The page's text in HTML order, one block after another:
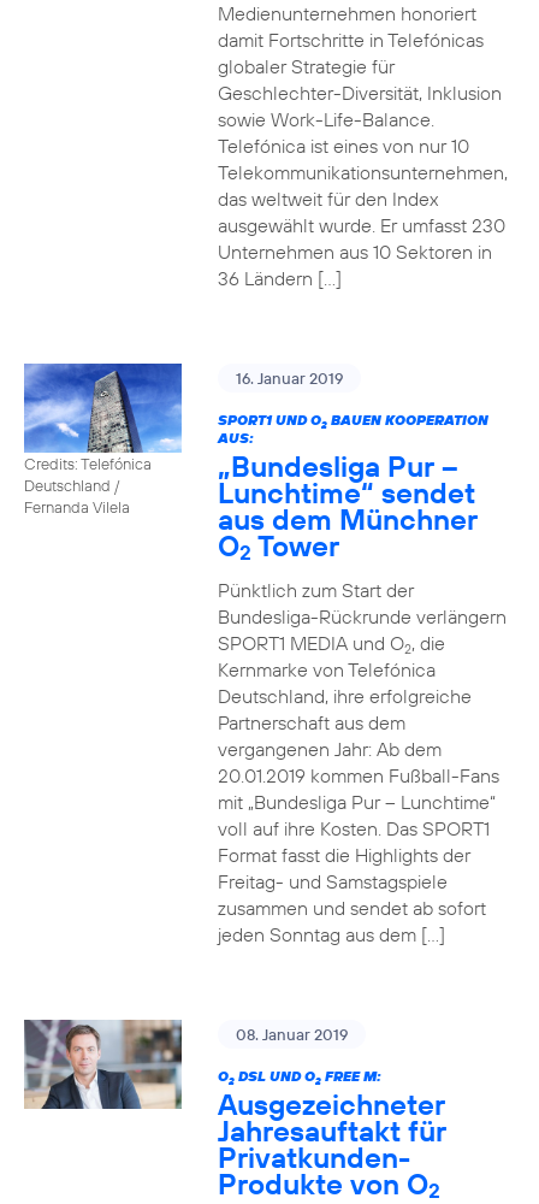
Medienunternehmen honoriert
damit Fortschritte in Telefónicas
globaler Strategie für
Geschlechter-Diversität, Inklusion
sowie Work-Life-Balance.
Telefónica ist eines von nur 10
Telekommunikationsunternehmen,
das weltweit für den Index
ausgewählt wurde. Er umfasst 230
Unternehmen aus 10 Sektoren in
36 Ländern […]
Credits: Telefónica
Deutschland /
Fernanda Vilela
16. Januar 2019
SPORT1 UND O2BAUEN KOOPERATION
AUS:
„Bundesliga Pur –
Lunchtime“ sendet
aus dem Münchner
O2 Tower
Pünktlich zum Start der
Bundesliga-Rückrunde verlängern
SPORT1 MEDIA und O2, die
Kernmarke von Telefónica
Deutschland, ihre erfolgreiche
Partnerschaft aus dem
vergangenen Jahr: Ab dem
20.01.2019 kommen Fußball-Fans
mit „Bundesliga Pur – Lunchtime“
voll auf ihre Kosten. Das SPORT1
Format fasst die Highlights der
Freitag- und Samstagspiele
zusammen und sendet ab sofort
jeden Sonntag aus dem […]
08. Januar 2019
O2DSL UND O2FREE M:
Ausgezeichneter
Jahresauftakt für
Privatkunden-
Produkte von O2